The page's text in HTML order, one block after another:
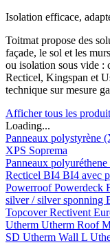
Isolation efficace,
Toitmat propose des
façade, le sol et les
ou isolation sous vide :
Recticel, Kingspan et
technique sur mesure
Afficher tous les
Loading...
Panneaux polystyrène
XPS Soprema
Panneaux
Recticel BI4 BI4 avec
PowerroofPowerdeck
silver / silver sponning
TopcoverRectivent
Utherm Utherm Roof
SD Utherm Wall L